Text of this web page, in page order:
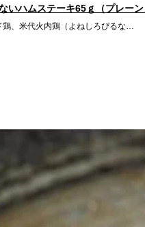
ハムステーキ65ｇ（プレーン
鶏、米代火内鶏（よねしろぴるな…